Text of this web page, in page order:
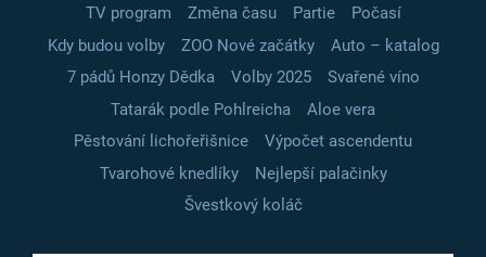
TV program
Změna času Partie
Počasí
Kdy budou volby
ZOO Nové začátky
Auto – katalog
7 pádů Honzy Dědka
Volby 2025
Svařené víno
Tatarák podle Pohlreicha
Aloe vera
Pěstování lichořeřišnice
Výpočet ascendentu
Tvarohové knedlíky
Nejlepší palačinky
Švestkový koláč